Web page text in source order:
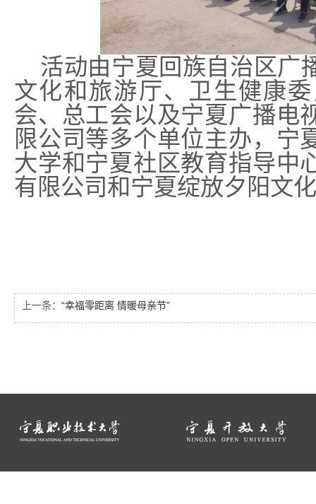
活动由宁夏回族自治区广
文化和旅游厅、卫生健康
会、总工会以及宁夏广播电
限公司等多个单位主办，宁
大学和宁夏社区教育指导中
有限公司和宁夏绽放夕阳文
上一条： “幸福零距离 情暖母亲节”